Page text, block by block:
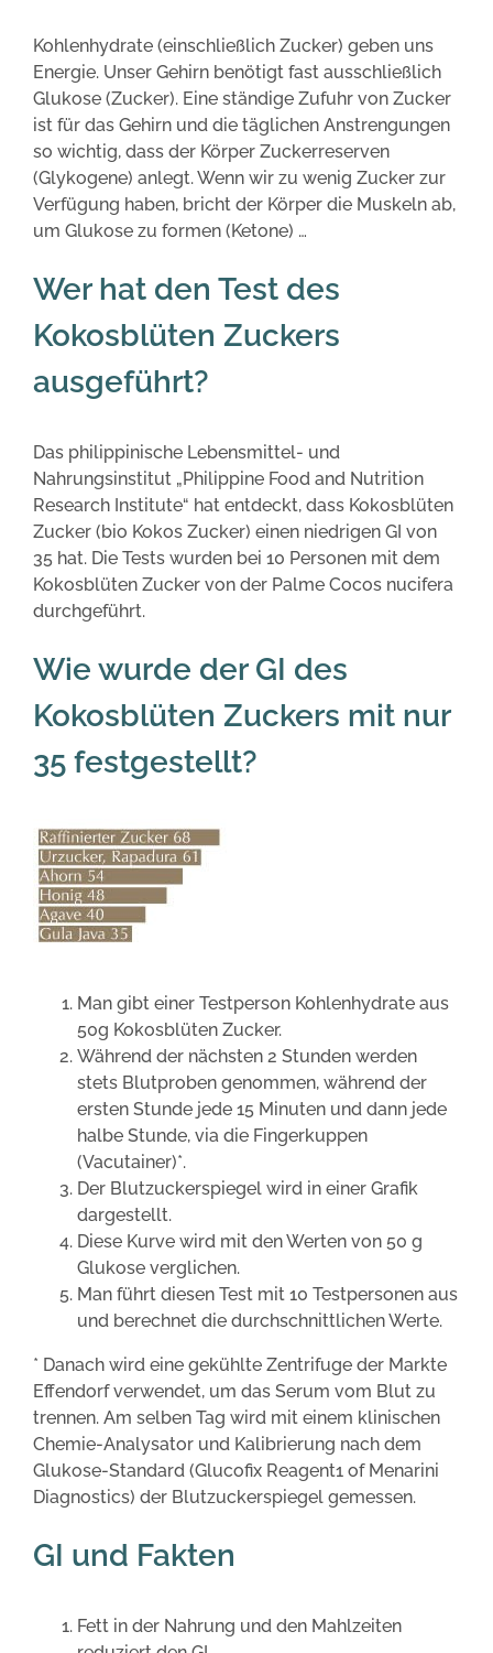
Kohlenhydrate (einschließlich Zucker) geben uns
Energie. Unser Gehirn benötigt fast ausschließlich
Glukose (Zucker). Eine ständige Zufuhr von Zucker
ist für das Gehirn und die täglichen Anstrengungen
so wichtig, dass der Körper Zuckerreserven
(Glykogene) anlegt. Wenn wir zu wenig Zucker zur
Verfügung haben, bricht der Körper die Muskeln ab,
um Glukose zu formen (Ketone) …
Wer hat den Test des
Kokosblüten Zuckers
ausgeführt?
Das philippinische Lebensmittel- und
Nahrungsinstitut „Philippine Food and Nutrition
Research Institute“ hat entdeckt, dass Kokosblüten
Zucker (bio Kokos Zucker) einen niedrigen GI von
35 hat. Die Tests wurden bei 10 Personen mit dem
Kokosblüten Zucker von der Palme Cocos nucifera
durchgeführt.
Wie wurde der GI des
Kokosblüten Zuckers mit nur
35 festgestellt?
Man gibt einer Testperson Kohlenhydrate aus
50g Kokosblüten Zucker.
Während der nächsten 2 Stunden werden
stets Blutproben genommen, während der
ersten Stunde jede 15 Minuten und dann jede
halbe Stunde, via die Fingerkuppen
(Vacutainer)*.
Der Blutzuckerspiegel wird in einer Grafik
dargestellt.
Diese Kurve wird mit den Werten von 50 g
Glukose verglichen.
Man führt diesen Test mit 10 Testpersonen aus
und berechnet die durchschnittlichen Werte.
* Danach wird eine gekühlte Zentrifuge der Markte
Effendorf verwendet, um das Serum vom Blut zu
trennen. Am selben Tag wird mit einem klinischen
Chemie-Analysator und Kalibrierung nach dem
Glukose-Standard (Glucofix Reagent1 of Menarini
Diagnostics) der Blutzuckerspiegel gemessen.
GI und Fakten
Fett in der Nahrung und den Mahlzeiten